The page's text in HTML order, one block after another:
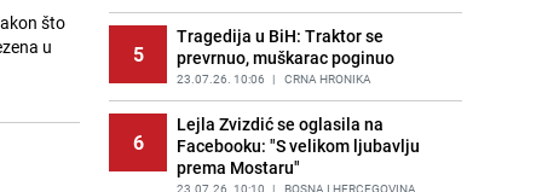
što
u
15
Kako izgleda travnjak stadiona
Koševo nakon tri koncerta Dine
Merlina
PRIJE 1 DAN | FOTO
5
Tragedija u BiH: Traktor se
prevrnuo, muškarac poginuo
23.07.26. 10:06 | CRNA HRONIKA
6
Lejla Zvizdić se oglasila na
Facebooku: "S velikom ljubavlju
prema Mostaru"
23.07.26. 10:10 | BOSNA I HERCEGOVINA